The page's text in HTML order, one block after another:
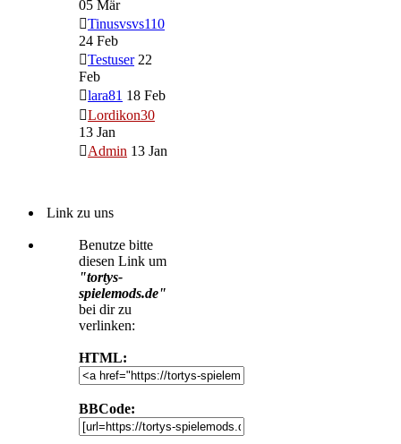
05 Mär
Tinusvsvs110
24 Feb
Testuser 22
Feb
lara81 18 Feb
Lordikon30
13 Jan
Admin 13 Jan
Link zu uns
Benutze bitte
diesen Link um
"tortys-
spielemods.de"
bei dir zu
verlinken:
HTML:
BBCode: